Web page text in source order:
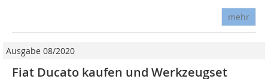
mehr
Ausgabe 08/2020
Fiat Ducato kaufen und Werkzeugset